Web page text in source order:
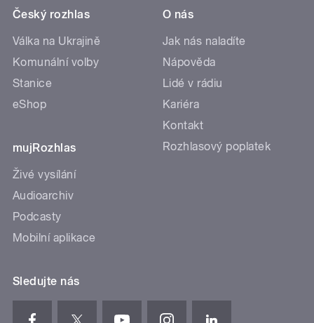
Český rozhlas
Válka na Ukrajině
Komunální volby
Stanice
eShop
mujRozhlas
Živé vysílání
Audioarchiv
Podcasty
Mobilní aplikace
O nás
Jak nás naladíte
Nápověda
Lidé v rádiu
Kariéra
Kontakt
Rozhlasový poplatek
Sledujte nás